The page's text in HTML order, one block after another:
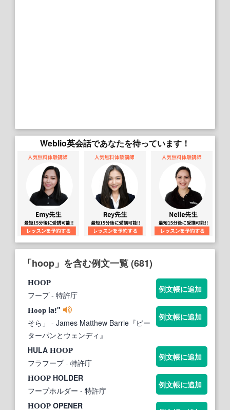
Weblio英会話であなたを待っています！
「hoop」を含む例文一覧 (681)
HOOP
フープ- 特許庁
例文帳に追加
Hoop la!"
そら」 - James Matthew Barrie『ピー
ターパンとウェンディ』
例文帳に追加
HULA HOOP
フラフープ- 特許庁
例文帳に追加
HOOP HOLDER
フープホルダー - 特許庁
例文帳に追加
HOOP OPENER